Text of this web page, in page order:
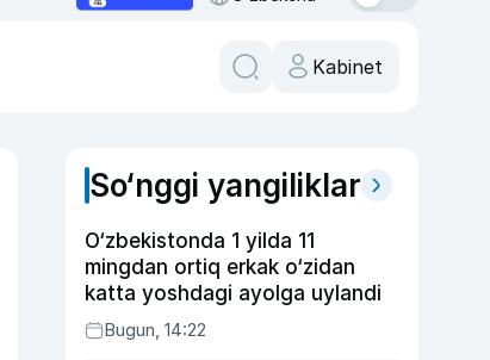
Kabinet
So‘nggi yangiliklar
O‘zbekistonda 1 yilda 11
mingdan ortiq erkak o‘zidan
katta yoshdagi ayolga uylandi
Bugun, 14:22